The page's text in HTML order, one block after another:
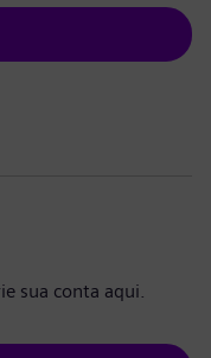
sua conta aqui.